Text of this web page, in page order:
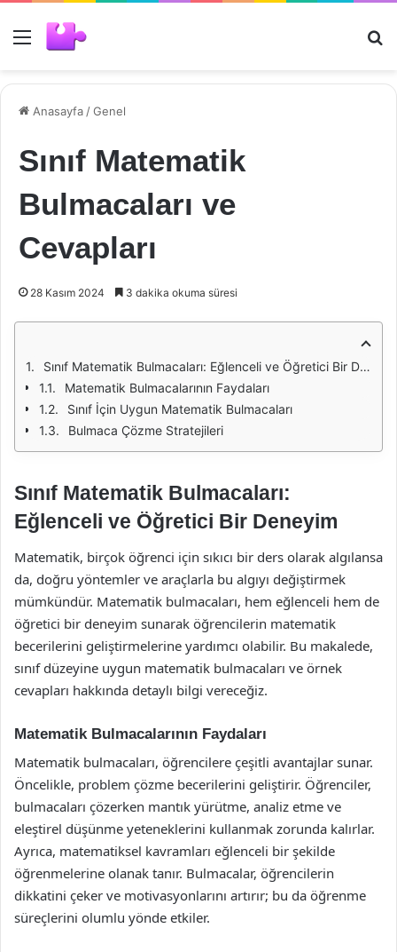
Menü
Anasayfa /Genel
Sınıf Matematik
Bulmacaları ve
Cevapları
28 Kasım 2024 3 dakika okuma süresi
Sınıf Matematik Bulmacaları: Eğlenceli ve Öğretici Bir Deneyim
Matematik Bulmacalarının Faydaları
Sınıf İçin Uygun Matematik Bulmacaları
Bulmaca Çözme Stratejileri
Sınıf Matematik Bulmacaları:
Eğlenceli ve Öğretici Bir Deneyim
Matematik, birçok öğrenci için sıkıcı bir ders olarak algılansa
da, doğru yöntemler ve araçlarla bu algıyı değiştirmek
mümkündür. Matematik bulmacaları, hem eğlenceli hem de
öğretici bir deneyim sunarak öğrencilerin matematik
becerilerini geliştirmelerine yardımcı olabilir. Bu makalede,
sınıf düzeyine uygun matematik bulmacaları ve örnek
cevapları hakkında detaylı bilgi vereceğiz.
Matematik Bulmacalarının Faydaları
Matematik bulmacaları, öğrencilere çeşitli avantajlar sunar.
Öncelikle, problem çözme becerilerini geliştirir. Öğrenciler,
bulmacaları çözerken mantık yürütme, analiz etme ve
eleştirel düşünme yeteneklerini kullanmak zorunda kalırlar.
Ayrıca, matematiksel kavramları eğlenceli bir şekilde
öğrenmelerine olanak tanır. Bulmacalar, öğrencilerin
dikkatini çeker ve motivasyonlarını artırır; bu da öğrenme
süreçlerini olumlu yönde etkiler.